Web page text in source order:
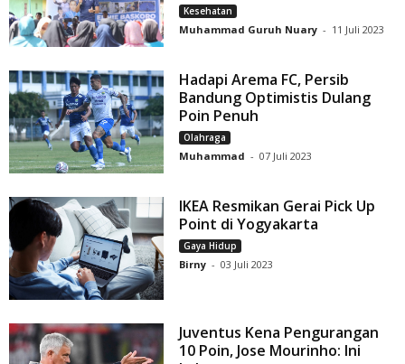
Kesehatan
Muhammad Guruh Nuary - 11 Juli 2023
Hadapi Arema FC, Persib
Bandung Optimistis Dulang
Poin Penuh
Olahraga
Muhammad - 07 Juli 2023
IKEA Resmikan Gerai Pick Up
Point di Yogyakarta
Gaya Hidup
Birny - 03 Juli 2023
Juventus Kena Pengurangan
10 Poin, Jose Mourinho: Ini